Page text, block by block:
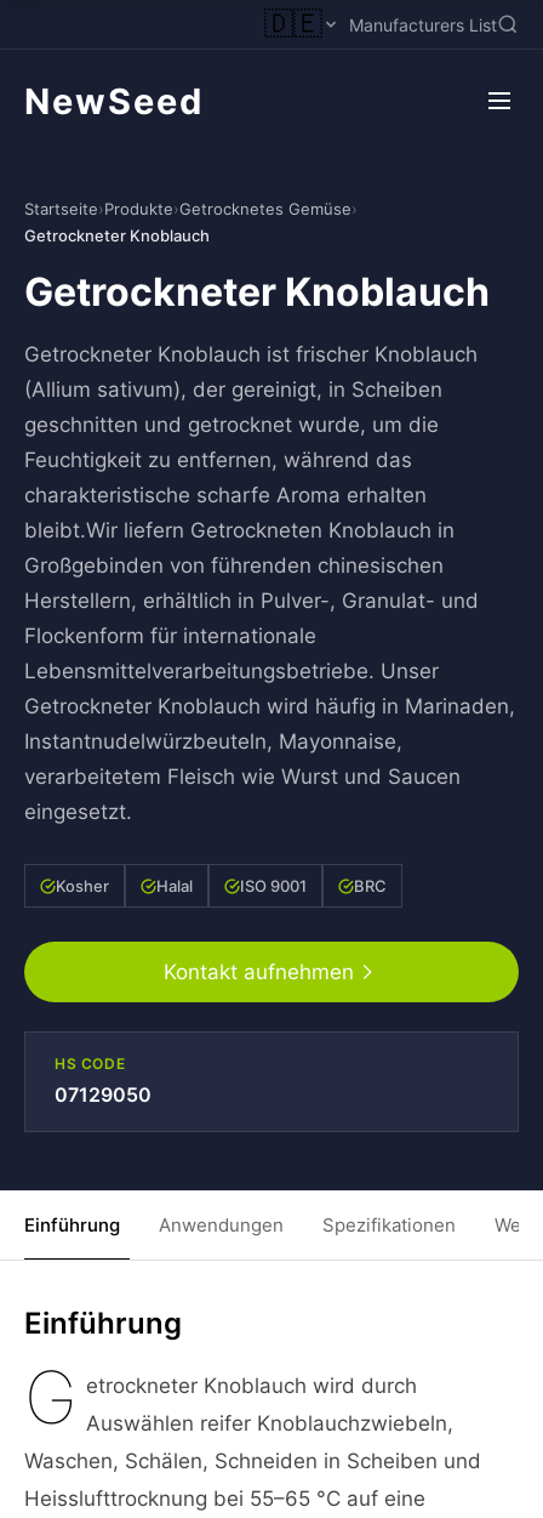
🇩🇪 Manufacturers List
NewSeed
Startseite›Produkte›Getrocknetes Gemüse›
Getrockneter Knoblauch
Getrockneter Knoblauch
Getrockneter Knoblauch ist frischer Knoblauch
(Allium sativum), der gereinigt, in Scheiben
geschnitten und getrocknet wurde, um die
Feuchtigkeit zu entfernen, während das
charakteristische scharfe Aroma erhalten
bleibt.Wir liefern Getrockneten Knoblauch in
Großgebinden von führenden chinesischen
Herstellern, erhältlich in Pulver-, Granulat- und
Flockenform für internationale
Lebensmittelverarbeitungsbetriebe. Unser
Getrockneter Knoblauch wird häufig in Marinaden,
Instantnudelwürzbeuteln, Mayonnaise,
verarbeitetem Fleisch wie Wurst und Saucen
eingesetzt.
Kosher Halal ISO 9001 BRC
Kontakt aufnehmen
HS CODE
07129050
Einführung Anwendungen Spezifikationen
Einführung
G etrockneter Knoblauch wird durch
Auswählen reifer Knoblauchzwiebeln,
Waschen, Schälen, Schneiden in Scheiben und
Heisslufttrocknung bei 55–65 °C auf eine